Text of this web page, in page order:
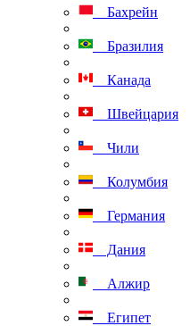
Бахрейн
Бразилия
Канада
Швейцария
Чили
Колумбия
Германия
Дания
Алжир
Египет